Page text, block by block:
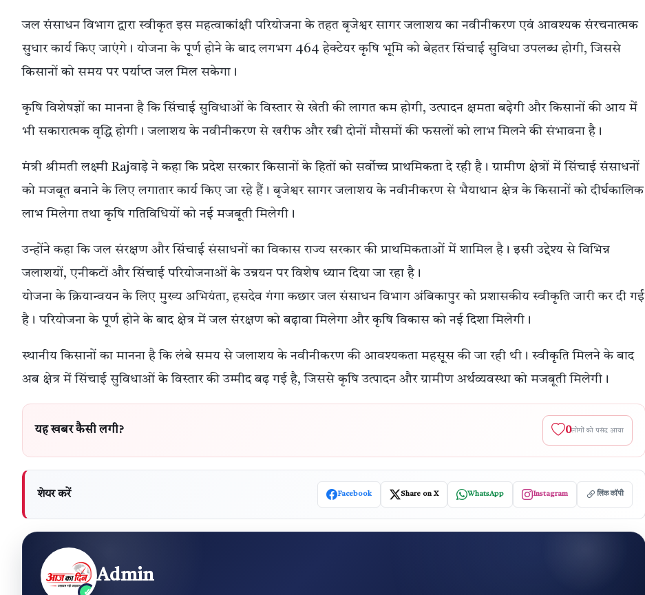
जल संसाधन विभाग द्वारा स्वीकृत इस महत्वाकांक्षी परियोजना के तहत बृजेश्वर सागर जलाशय का नवीनीकरण एवं आवश्यक संरचनात्मक
सुधार कार्य किए जाएंगे। योजना के पूर्ण होने के बाद लगभग 464 हेक्टेयर कृषि भूमि को बेहतर सिंचाई सुविधा उपलब्ध होगी, जिससे
किसानों को समय पर पर्याप्त जल मिल सकेगा।
कृषि विशेषज्ञों का मानना है कि सिंचाई सुविधाओं के विस्तार से खेती की लागत कम होगी, उत्पादन क्षमता बढ़ेगी और किसानों की आय में
भी सकारात्मक वृद्धि होगी। जलाशय के नवीनीकरण से खरीफ और रबी दोनों मौसमों की फसलों को लाभ मिलने की संभावना है।
मंत्री श्रीमती लक्ष्मी Rajवाड़े ने कहा कि प्रदेश सरकार किसानों के हितों को सर्वोच्च प्राथमिकता दे रही है। ग्रामीण क्षेत्रों में सिंचाई संसाधनों
को मजबूत बनाने के लिए लगातार कार्य किए जा रहे हैं। बृजेश्वर सागर जलाशय के नवीनीकरण से भैयाथान क्षेत्र के किसानों को दीर्घकालिक
लाभ मिलेगा तथा कृषि गतिविधियों को नई मजबूती मिलेगी।
उन्होंने कहा कि जल संरक्षण और सिंचाई संसाधनों का विकास राज्य सरकार की प्राथमिकताओं में शामिल है। इसी उद्देश्य से विभिन्न
जलाशयों, एनीकटों और सिंचाई परियोजनाओं के उन्नयन पर विशेष ध्यान दिया जा रहा है।
योजना के क्रियान्वयन के लिए मुख्य अभियंता, हसदेव गंगा कछार जल संसाधन विभाग अंबिकापुर को प्रशासकीय स्वीकृति जारी कर दी गई
है। परियोजना के पूर्ण होने के बाद क्षेत्र में जल संरक्षण को बढ़ावा मिलेगा और कृषि विकास को नई दिशा मिलेगी।
स्थानीय किसानों का मानना है कि लंबे समय से जलाशय के नवीनीकरण की आवश्यकता महसूस की जा रही थी। स्वीकृति मिलने के बाद
अब क्षेत्र में सिंचाई सुविधाओं के विस्तार की उम्मीद बढ़ गई है, जिससे कृषि उत्पादन और ग्रामीण अर्थव्यवस्था को मजबूती मिलेगी।
यह खबर कैसी लगी? 0लोगों को पसंद आया
शेयर करें Facebook Share on X WhatsApp Instagram लिंक कॉपी
Admin